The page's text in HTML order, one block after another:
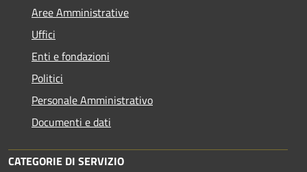
Aree Amministrative
Uffici
Enti e fondazioni
Politici
Personale Amministrativo
Documenti e dati
CATEGORIE DI SERVIZIO